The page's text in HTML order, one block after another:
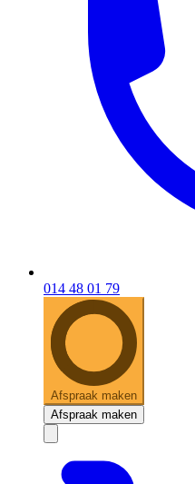
014 48 01 79
Afspraak maken
Afspraak maken